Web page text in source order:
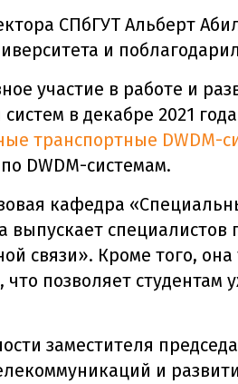
СПбГУТ Альберт
и
участие в работе и
в декабре 2021
транспортные DWDM-
DWDM-системам.
кафедра
выпускает
связи». Кроме того,
позволяет студентам
заместителя
и